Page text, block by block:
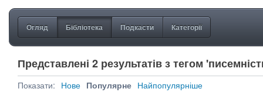
Огляд Бібліотека Подкасти Категорії
Представлені 2 результатів з тегом
Показати: Нове Популярне Найпопулярніше